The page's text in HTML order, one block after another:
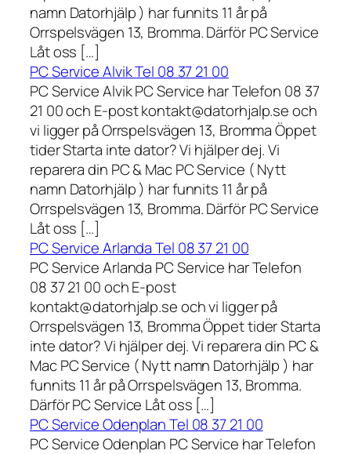
namn Datorhjälp ) har funnits 11 år på
Orrspelsvägen 13, Bromma. Därför PC Service
Låt oss […]
PC Service Alvik Tel 08 37 21 00
PC Service Alvik PC Service har Telefon 08 37
21 00 och E-post kontakt@datorhjalp.se och
vi ligger på Orrspelsvägen 13, Bromma Öppet
tider Starta inte dator? Vi hjälper dej. Vi
reparera din PC & Mac PC Service ( Nytt
namn Datorhjälp ) har funnits 11 år på
Orrspelsvägen 13, Bromma. Därför PC Service
Låt oss […]
PC Service Arlanda Tel 08 37 21 00
PC Service Arlanda PC Service har Telefon
08 37 21 00 och E-post
kontakt@datorhjalp.se och vi ligger på
Orrspelsvägen 13, Bromma Öppet tider Starta
inte dator? Vi hjälper dej. Vi reparera din PC &
Mac PC Service ( Nytt namn Datorhjälp ) har
funnits 11 år på Orrspelsvägen 13, Bromma.
Därför PC Service Låt oss […]
PC Service Odenplan Tel 08 37 21 00
PC Service Odenplan PC Service har Telefon